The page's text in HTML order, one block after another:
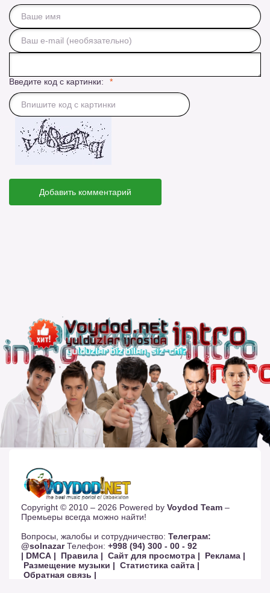
Введите код с картинки:
Добавить комментарий
Copyright © 2010 – 2026 Powered by Voydod Team –
Премьеры всегда можно найти!
Вопросы, жалобы и сотрудничество: Телеграм:
@solnazarТелефон: +998 (94) 300 - 00 - 92
| DMCA |
Правила | Сайт для просмотра |
Реклама |
Размещение музыки | Статистика сайта |
Обратная связь |